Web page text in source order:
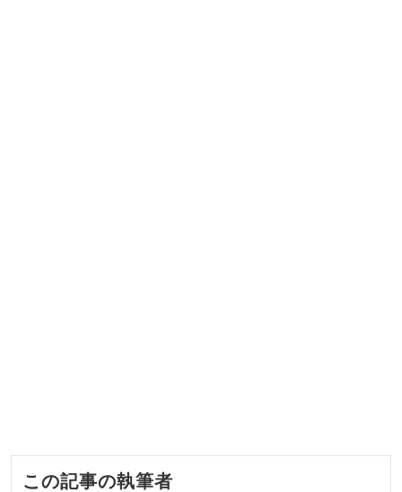
この記事の執筆者